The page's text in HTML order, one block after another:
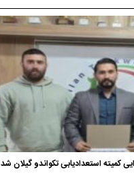
کمیته استعدادیابی تکواندو گیلان شد